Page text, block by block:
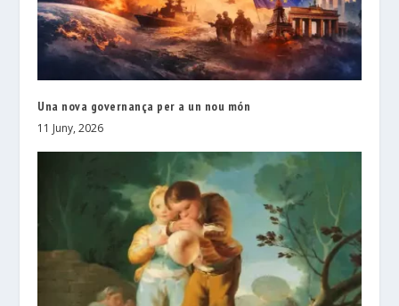
Una nova governança per a un nou món
11 Juny, 2026